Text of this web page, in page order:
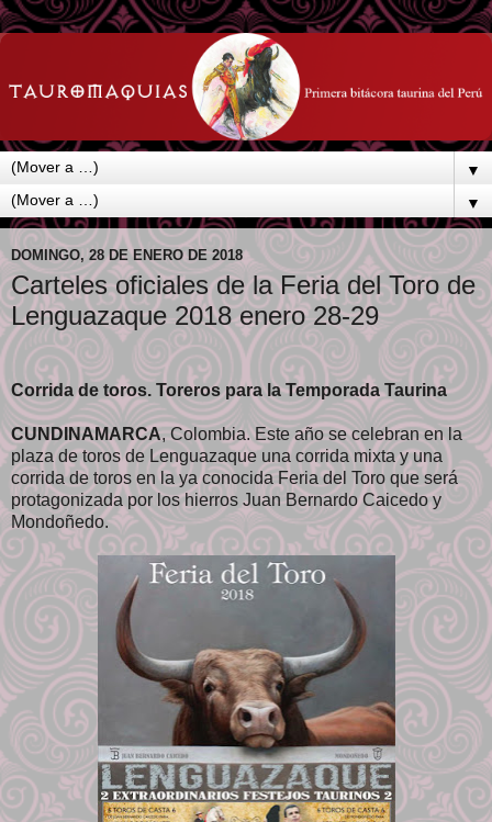
▼
▼
DOMINGO, 28 DE ENERO DE 2018
Carteles oficiales de la Feria del Toro de
Lenguazaque 2018 enero 28-29
Corrida de toros. Toreros para la Temporada Taurina
CUNDINAMARCA, Colombia. Este año se celebran en la
plaza de toros de Lenguazaque una corrida mixta y una
corrida de toros en la ya conocida Feria del Toro que será
protagonizada por los hierros Juan Bernardo Caicedo y
Mondoñedo.